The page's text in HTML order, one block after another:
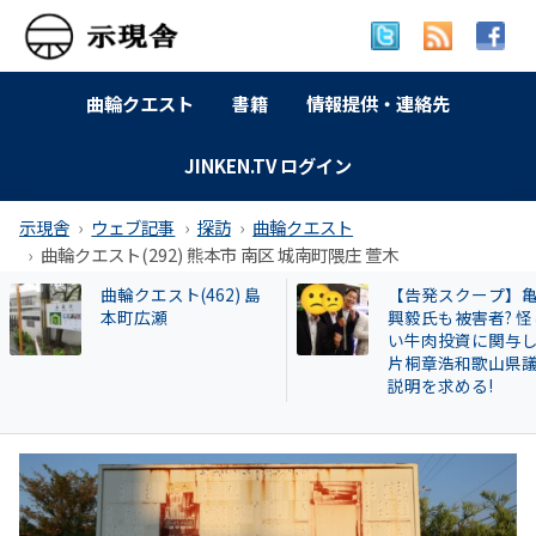
曲輪クエスト 書籍 情報提供・連絡先
JINKEN.TV ログイン
示現舎 ウェブ記事 探訪
曲輪クエスト
曲輪クエスト(292) 熊本市 南区 城南町隈庄 萱木
【告発スクープ】亀田
興毅氏も被害者? 怪し
【和牛投資トラブ
和歌山県議を信奉
実業家・岩橋徹氏
かれるクリアース
との関係